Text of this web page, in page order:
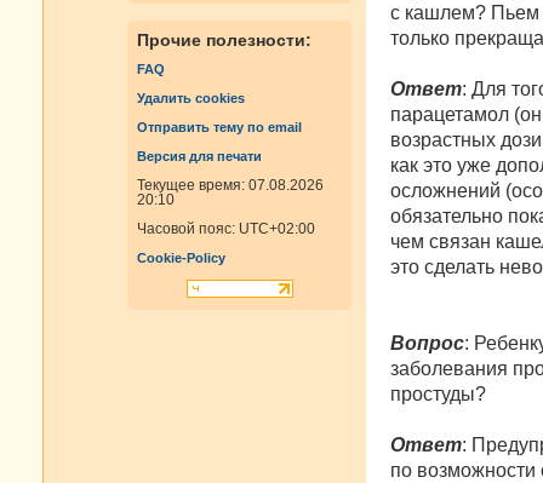
Прочие полезности:
FAQ
Удалить cookies
Отправить тему по email
Версия для печати
Текущее время: 07.08.2026
20:10
Часовой пояс: UTC+02:00
Cookie-Policy
с кашлем? Пьем
только
Ответ: Для
парацетамол
возрастных
как это уже
осложнений
обязательно
чем связан
это сделать
Вопрос:
заболевания
простуды?
Ответ:
по возможности